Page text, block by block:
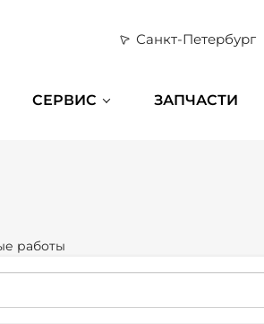
Санкт-Петербург
СЕРВИС ЗАПЧАСТИ
работы